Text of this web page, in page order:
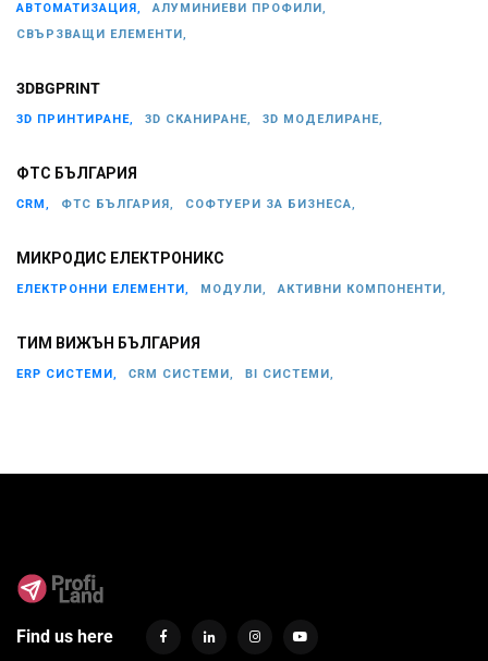
АВТОМАТИЗАЦИЯ,
АЛУМИНИЕВИ ПРОФИЛИ,
СВЪРЗВАЩИ ЕЛЕМЕНТИ,
3DBGPRINT
3D ПРИНТИРАНЕ, 3D СКАНИРАНЕ, 3D МОДЕЛИРАНЕ,
ФТС БЪЛГАРИЯ
CRM, ФТС БЪЛГАРИЯ, СОФТУЕРИ ЗА БИЗНЕСА,
МИКРОДИС ЕЛЕКТРОНИКС
ЕЛЕКТРОННИ ЕЛЕМЕНТИ, МОДУЛИ, АКТИВНИ КОМПОНЕНТИ,
ТИМ ВИЖЪН БЪЛГАРИЯ
ERP СИСТЕМИ, CRM СИСТЕМИ, BI СИСТЕМИ,
Find us here